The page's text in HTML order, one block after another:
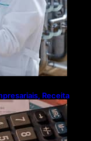
Receita